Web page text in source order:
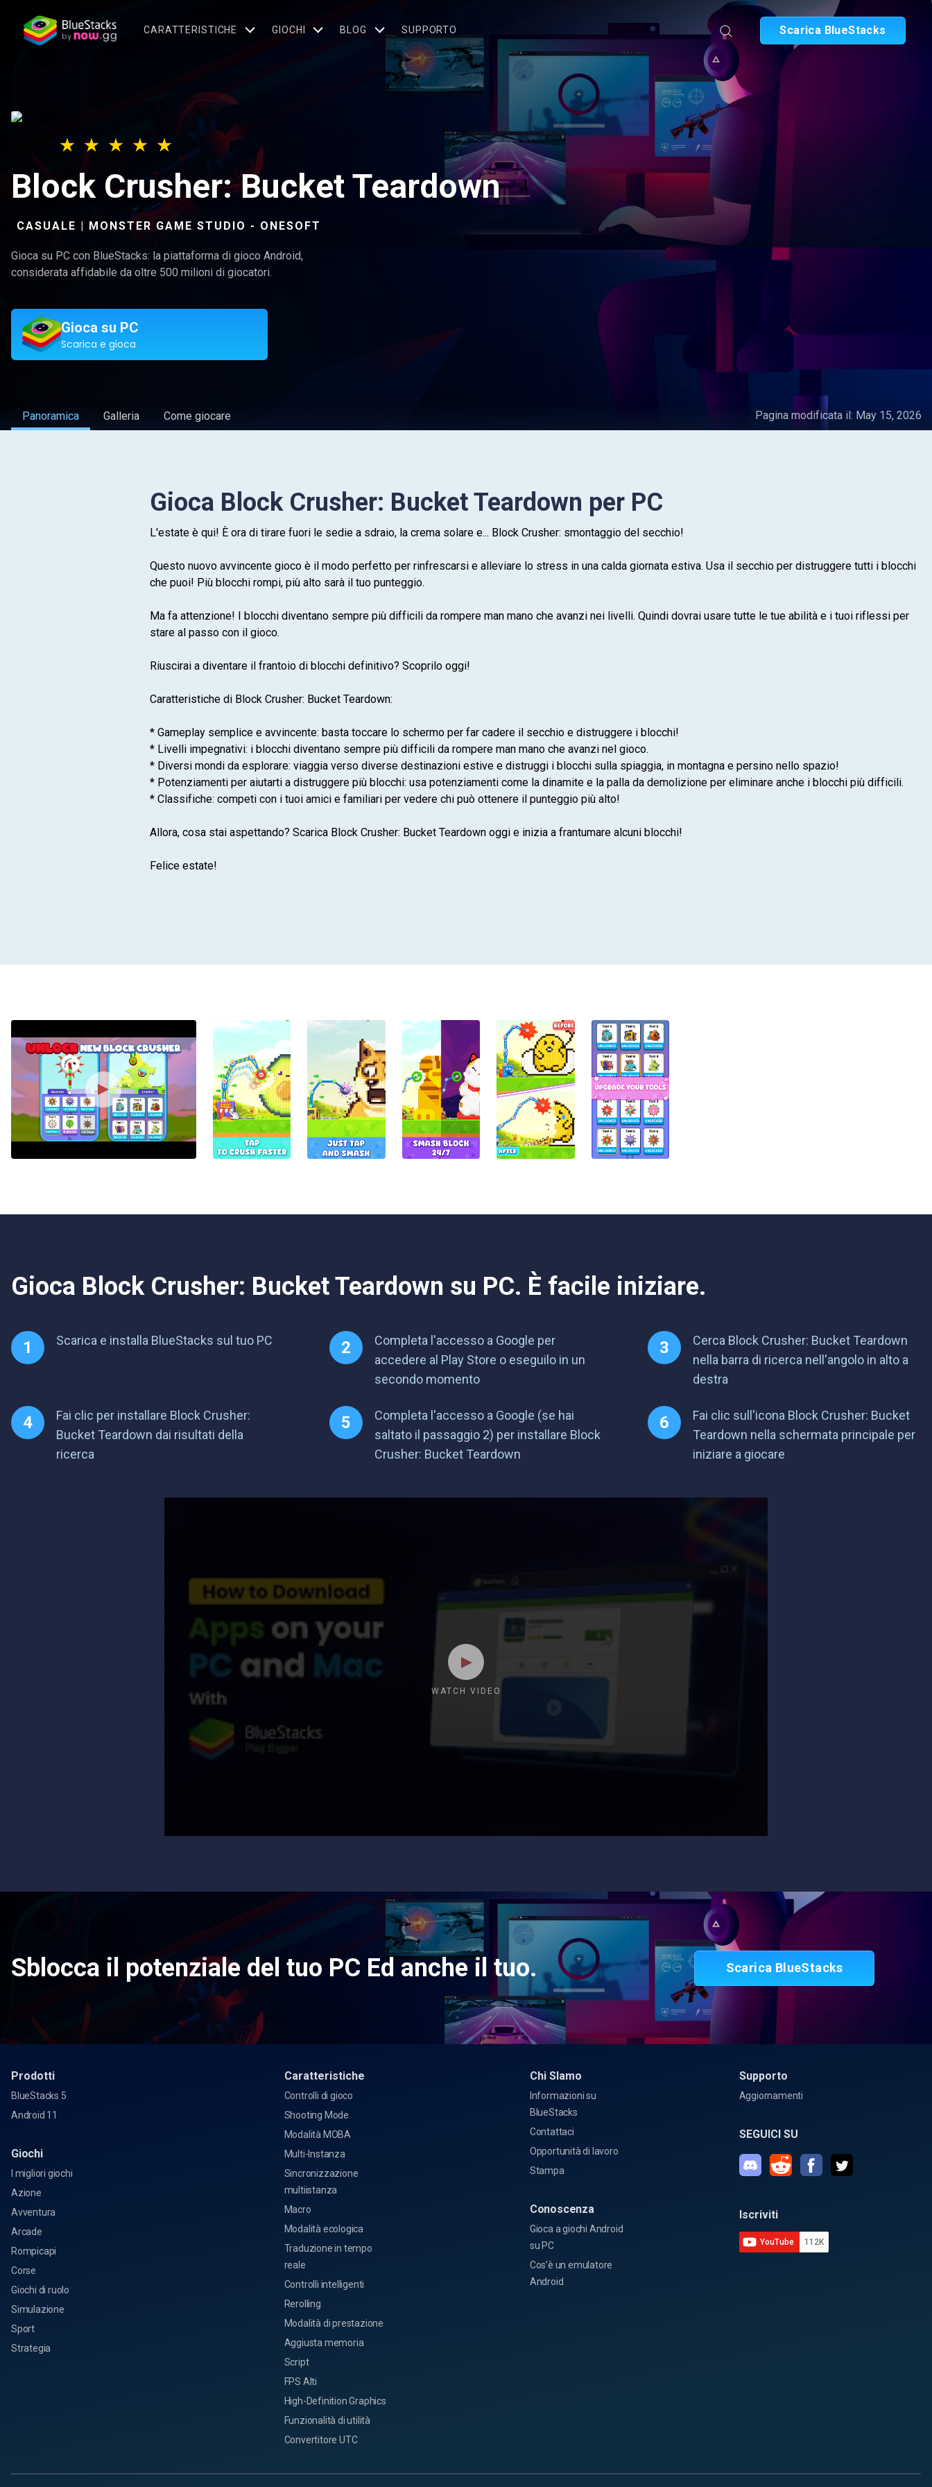
CARATTERISTICHE GIOCHI BLOG SUPPORTO Scarica BlueStacks
Block Crusher: Bucket Teardown
CASUALE | MONSTER GAME STUDIO - ONESOFT
Gioca su PC con BlueStacks: la piattaforma di gioco Android,
considerata affidabile da oltre 500 milioni di giocatori.
Gioca su PC
Scarica e gioca
Panoramica Galleria Come giocare Pagina modificata il: May 15, 2026
Gioca Block Crusher: Bucket Teardown per PC
L'estate è qui! È ora di tirare fuori le sedie a sdraio, la crema solare e... Block Crusher: smontaggio del secchio!
Questo nuovo avvincente gioco è il modo perfetto per rinfrescarsi e alleviare lo stress in una calda giornata estiva. Usa il secchio per distruggere tutti i blocchi
che puoi! Più blocchi rompi, più alto sarà il tuo punteggio.
Ma fa attenzione! I blocchi diventano sempre più difficili da rompere man mano che avanzi nei livelli. Quindi dovrai usare tutte le tue abilità e i tuoi riflessi per
stare al passo con il gioco.
Riuscirai a diventare il frantoio di blocchi definitivo? Scoprilo oggi!
Caratteristiche di Block Crusher: Bucket Teardown:
* Gameplay semplice e avvincente: basta toccare lo schermo per far cadere il secchio e distruggere i blocchi!
* Livelli impegnativi: i blocchi diventano sempre più difficili da rompere man mano che avanzi nel gioco.
* Diversi mondi da esplorare: viaggia verso diverse destinazioni estive e distruggi i blocchi sulla spiaggia, in montagna e persino nello spazio!
* Potenziamenti per aiutarti a distruggere più blocchi: usa potenziamenti come la dinamite e la palla da demolizione per eliminare anche i blocchi più difficili.
* Classifiche: competi con i tuoi amici e familiari per vedere chi può ottenere il punteggio più alto!
Allora, cosa stai aspettando? Scarica Block Crusher: Bucket Teardown oggi e inizia a frantumare alcuni blocchi!
Felice estate!
Gioca Block Crusher: Bucket Teardown su PC. È facile iniziare.
Scarica e installa BlueStacks sul tuo PC
Completa l'accesso a Google per
accedere al Play Store o eseguilo in un
secondo momento
Cerca Block Crusher: Bucket Teardown
nella barra di ricerca nell'angolo in alto a
destra
Fai clic per installare Block Crusher:
Bucket Teardown dai risultati della
ricerca
Completa l'accesso a Google (se hai
saltato il passaggio 2) per installare Block
Crusher: Bucket Teardown
Fai clic sull'icona Block Crusher: Bucket
Teardown nella schermata principale per
iniziare a giocare
WATCH VIDEO
Sblocca il potenziale del tuo PC Ed anche il tuo. Scarica BlueStacks
Prodotti
BlueStacks 5
Android 11
Giochi
I migliori giochi
Azione
Avventura
Arcade
Rompicapi
Corse
Giochi di ruolo
Simulazione
Sport
Strategia
Caratteristiche
Controlli di gioco
Shooting Mode
Modalità MOBA
Multi-Instanza
Sincronizzazione
multiistanza
Macro
Modalità ecologica
Traduzione in tempo
reale
Controlli intelligenti
Rerolling
Modalità di prestazione
Aggiusta memoria
Script
FPS Alti
High-Definition Graphics
Funzionalità di utilità
Convertitore UTC
Chi SIamo
Informazioni su
BlueStacks
Contattaci
Opportunità di lavoro
Stampa
Conoscenza
Gioca a giochi Android
su PC
Cos’è un emulatore
Android
Supporto
Aggiornamenti
SEGUICI SU
Iscriviti
YouTube 112K